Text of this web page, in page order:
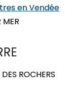
en Vendée
MER
ROCHERS